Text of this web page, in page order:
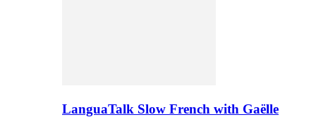
LanguaTalk Slow French with Gaëlle